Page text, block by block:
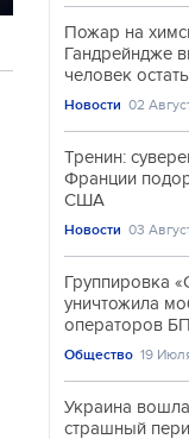
Пожар на
Гандрейндже
человек
Новости 02
Тренин:
Франции
США
Новости 03
Группировка
уничтожила
операторов
Общество 19
Украина
страшный